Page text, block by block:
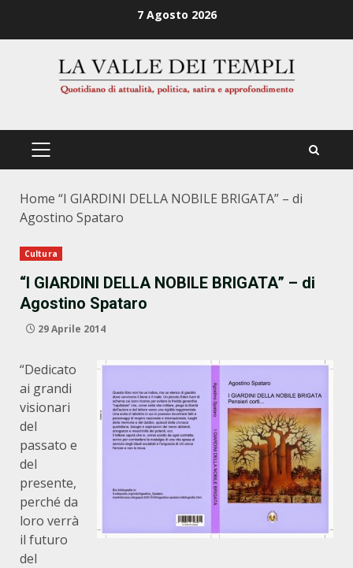
7 Agosto 2026
PRIMÄRES
Home “I GIARDINI DELLA NOBILE BRIGATA” – di
Agostino Spataro
Cultura
“I GIARDINI DELLA NOBILE BRIGATA” – di
Agostino Spataro
29 Aprile 2014
“Dedicato
ai grandi
visionari
del
passato e
del
presente,
perché da
loro verrà
il futuro
del